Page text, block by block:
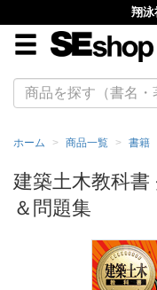
翔
ホーム 商品一覧 書籍
建築土木教科
＆問題集